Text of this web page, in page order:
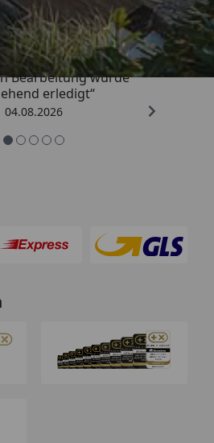
4,81/ 5
Bearbeitung wurde
erledigt“
04.08.2026